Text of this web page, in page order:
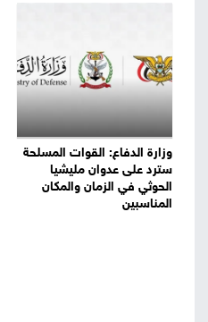
وزارة الدفاع: القوات المسلحة
سترد على عدوان مليشيا
الحوثي في الزمان والمكان
المناسبين